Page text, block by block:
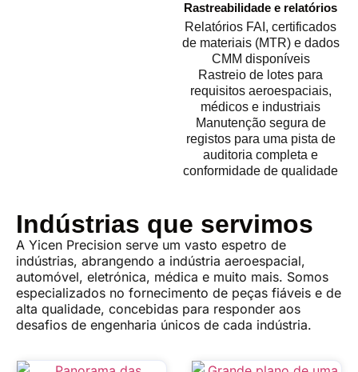
Rastreabilidade e relatórios
Relatórios FAI, certificados
de materiais (MTR) e dados
CMM disponíveis
Rastreio de lotes para
requisitos aeroespaciais,
médicos e industriais
Manutenção segura de
registos para uma pista de
auditoria completa e
conformidade de qualidade
Indústrias que servimos
A Yicen Precision serve um vasto espetro de
indústrias, abrangendo a indústria aeroespacial,
automóvel, eletrónica, médica e muito mais. Somos
especializados no fornecimento de peças fiáveis e de
alta qualidade, concebidas para responder aos
desafios de engenharia únicos de cada indústria.